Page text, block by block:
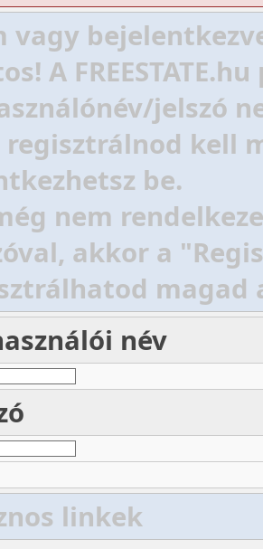
vagy
A
jelszó
regisztrálnod kell
be.
nem
akkor a
magad
név
linkek